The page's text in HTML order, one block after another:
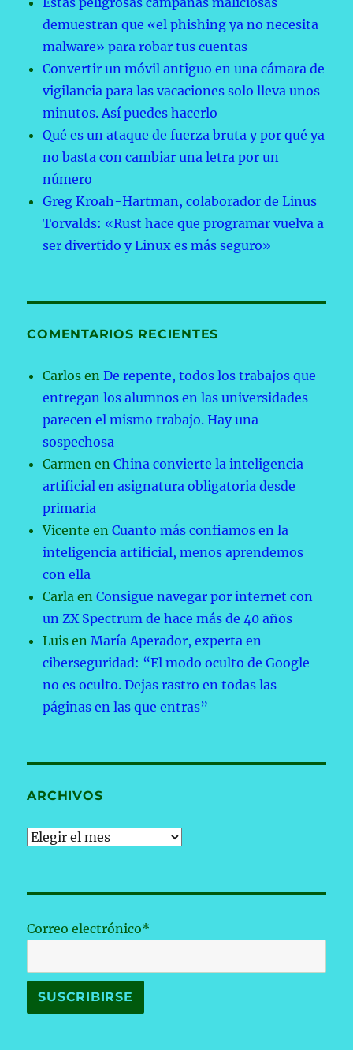
demuestran que «el phishing ya no necesita
malware» para robar tus cuentas
Convertir un móvil antiguo en una cámara de
vigilancia para las vacaciones solo lleva unos
minutos. Así puedes hacerlo
Qué es un ataque de fuerza bruta y por qué ya
no basta con cambiar una letra por un
número
Greg Kroah-Hartman, colaborador de Linus
Torvalds: «Rust hace que programar vuelva a
ser divertido y Linux es más seguro»
COMENTARIOS RECIENTES
Carlos enDe repente, todos los trabajos que
entregan los alumnos en las universidades
parecen el mismo trabajo. Hay una
sospechosa
Carmen enChina convierte la inteligencia
artificial en asignatura obligatoria desde
primaria
Vicente enCuanto más confiamos en la
inteligencia artificial, menos aprendemos
con ella
Carla enConsigue navegar por internet con
un ZX Spectrum de hace más de 40 años
Luis enMaría Aperador, experta en
ciberseguridad: “El modo oculto de Google
no es oculto. Dejas rastro en todas las
páginas en las que entras”
ARCHIVOS
Archivos
Correo electrónico*